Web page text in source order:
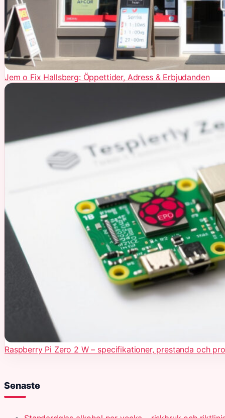
Jem o Fix Hallsberg: Öppettider, Adress & Erbjudanden
Raspberry Pi Zero 2 W – specifikationer, prestanda och
Senaste